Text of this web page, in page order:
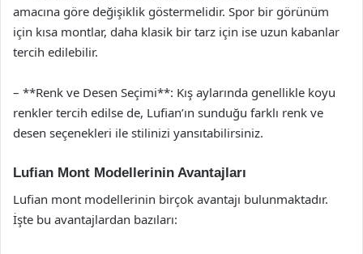
amacına göre değişiklik göstermelidir. Spor bir görünüm
için kısa montlar, daha klasik bir tarz için ise uzun kabanlar
tercih edilebilir.
– **Renk ve Desen Seçimi**: Kış aylarında genellikle koyu
renkler tercih edilse de, Lufian’ın sunduğu farklı renk ve
desen seçenekleri ile stilinizi yansıtabilirsiniz.
Lufian Mont Modellerinin Avantajları
Lufian mont modellerinin birçok avantajı bulunmaktadır.
İşte bu avantajlardan bazıları: